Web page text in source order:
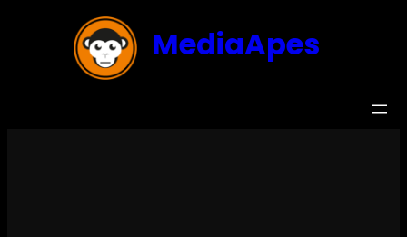
MediaApes